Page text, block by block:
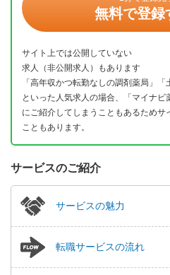
無料で登録
サイト上では公開していない
求人（非公開求人）もあります
「高年収かつ転勤なしの調剤薬局」「
といった人気求人の場合、「マイナ
にご紹介してしまうこともあるため
こともあります。
サービスのご紹介
サービスの魅力
転職サービスの流れ